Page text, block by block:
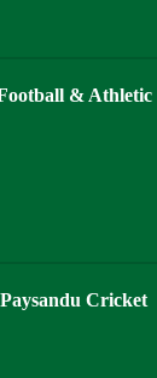
& Athletic
Cricket